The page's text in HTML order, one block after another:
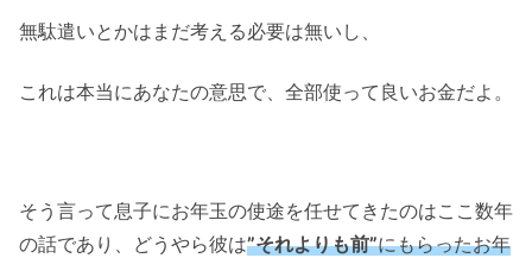
無駄遣いとかはまだ考える必要は無いし、
これは本当にあなたの意思で、全部使って良いお金だよ。
そう言って息子にお年玉の使途を任せてきたのはここ数年
の話であり、どうやら彼は”それよりも前”にもらったお年